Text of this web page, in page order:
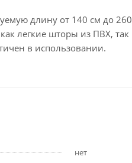
длину от 140 см до
легкие шторы из ПВХ,
в использовании.
нет